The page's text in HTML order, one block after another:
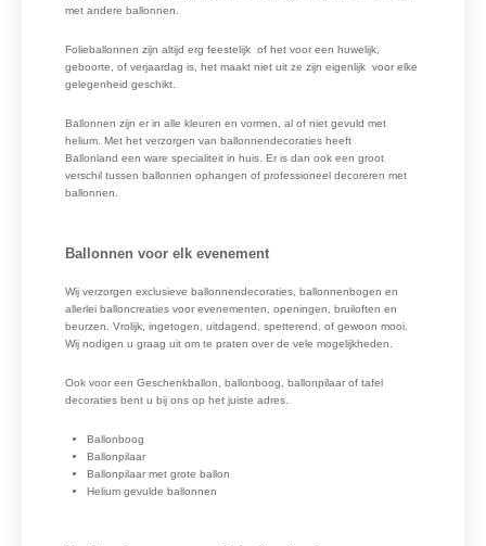
met andere ballonnen.
Folieballonnen zijn altijd erg feestelijk of het voor een huwelijk,
geboorte, of verjaardag is, het maakt niet uit ze zijn eigenlijk voor elke
gelegenheid geschikt.
Ballonnen zijn er in alle kleuren en vormen, al of niet gevuld met
helium. Met het verzorgen van ballonnendecoraties heeft
Ballonland een ware specialiteit in huis. Er is dan ook een groot
verschil tussen ballonnen ophangen of professioneel decoreren met
ballonnen.
Ballonnen voor elk evenement
Wij verzorgen exclusieve ballonnendecoraties, ballonnenbogen en
allerlei balloncreaties voor evenementen, openingen, bruiloften en
beurzen. Vrolijk, ingetogen, uitdagend, spetterend, of gewoon mooi.
Wij nodigen u graag uit om te praten over de vele mogelijkheden.
Ook voor een Geschenkballon, ballonboog, ballonpilaar of tafel
decoraties bent u bij ons op het juiste adres.
Ballonboog
Ballonpilaar
Ballonpilaar met grote ballon
Helium gevulde ballonnen